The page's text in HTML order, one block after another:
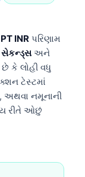
PT INR પરિણામ
સેકન્ડ્સઅને
કે લોહી વધુ
ટેસ્ટમાં
અથવા નમૂનાની
રીતે ઓછું